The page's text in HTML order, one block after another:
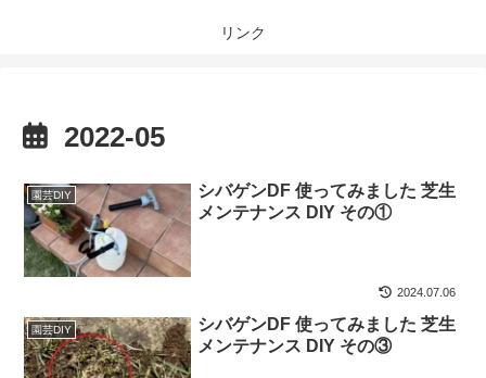
リンク
2022-05
園芸DIY
シバゲンDF 使ってみました 芝生
メンテナンス DIY その①
2024.07.06
園芸DIY
シバゲンDF 使ってみました 芝生
メンテナンス DIY その③